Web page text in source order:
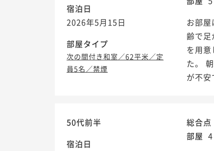
/5
宿泊日
2026年5月15日
部屋タイプ
次の間付き和室／62平米／定
員5名／禁煙
お部
齢で足
を用
た。
が不
50代前半
宿泊日
総合点
部屋 4